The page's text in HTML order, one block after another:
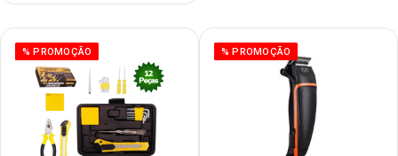
% PROMOÇÃO % PROMOÇÃO